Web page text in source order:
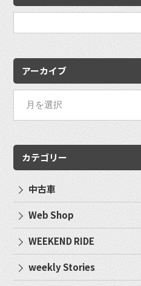
アーカイブ
カテゴリー
中古車
Web Shop
WEEKEND RIDE
weekly Stories